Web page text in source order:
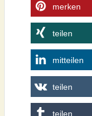
merken
teilen
mitteilen
teilen
teilen